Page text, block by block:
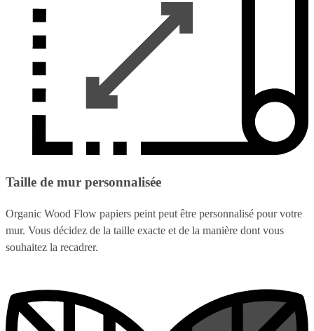
Taille de mur personnalisée
Organic Wood Flow papiers peint peut être personnalisé pour votre
mur. Vous décidez de la taille exacte et de la manière dont vous
souhaitez la recadrer.